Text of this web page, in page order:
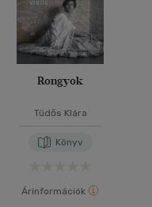
Rongyok
Tüdős Klára
Könyv
Árinformációk